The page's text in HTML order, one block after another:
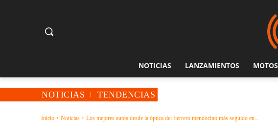
NOTICIAS LANZAMIENTOS MOTOS
NOTICIAS TENDENCIAS
Inicio Noticias Los mejores autos desde la óptica del fierrero mendocino más seguido en...